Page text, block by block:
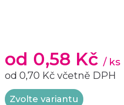
od 0,58 Kč / ks
od 0,70 Kč včetně DPH
Měrná
cena:
Zvolte variantu